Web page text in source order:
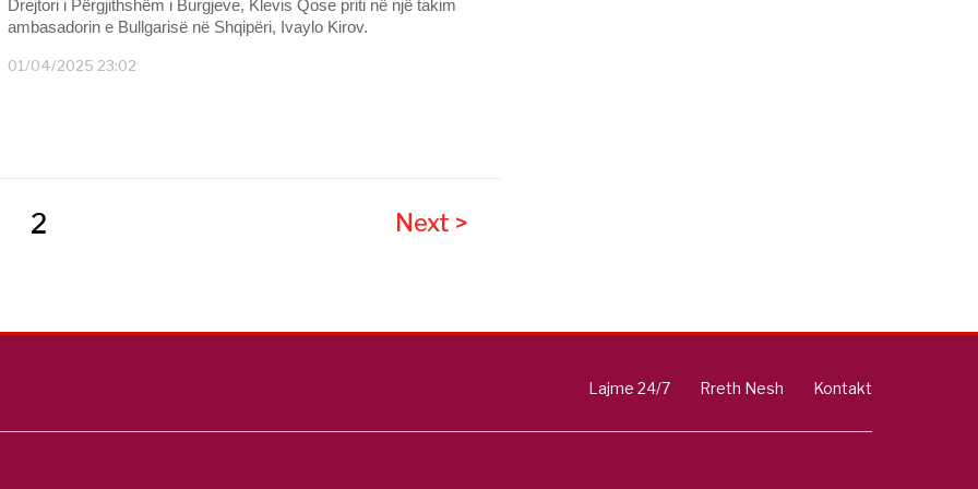
Drejtori i Përgjithshëm i Burgjeve, Klevis Qose priti në një takim
ambasadorin e Bullgarisë në Shqipëri, Ivaylo Kirov.
01/04/2025 23:02
2 Next >
Lajme 24/7 Rreth Nesh Kontakt